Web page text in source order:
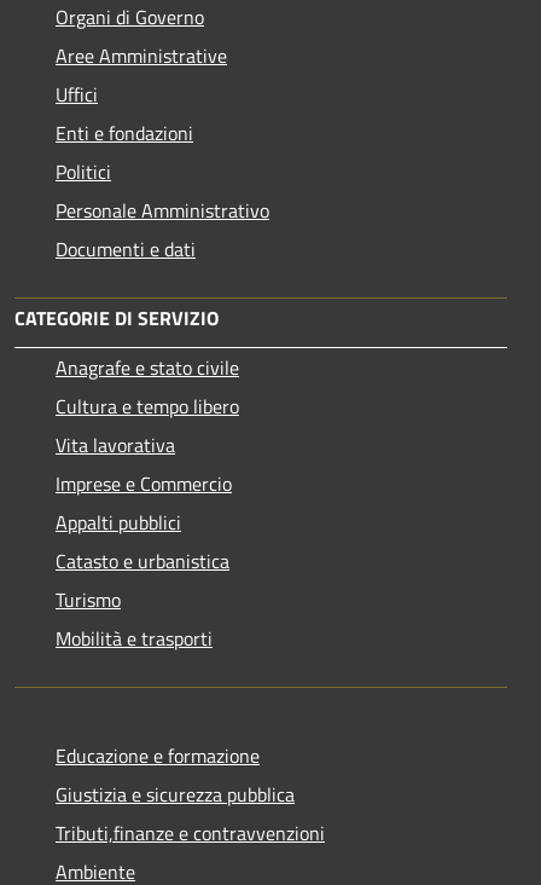
Organi di Governo
Aree Amministrative
Uffici
Enti e fondazioni
Politici
Personale Amministrativo
Documenti e dati
CATEGORIE DI SERVIZIO
Anagrafe e stato civile
Cultura e tempo libero
Vita lavorativa
Imprese e Commercio
Appalti pubblici
Catasto e urbanistica
Turismo
Mobilità e trasporti
Educazione e formazione
Giustizia e sicurezza pubblica
Tributi,finanze e contravvenzioni
Ambiente